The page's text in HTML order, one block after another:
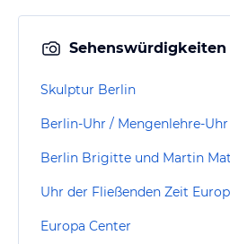
Sehenswürdigkeiten
Skulptur Berlin
Berlin-Uhr / Mengenlehre-Uhr
Europa Center